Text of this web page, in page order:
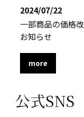
2024/07/22
一部商品の価格
お知らせ
more
公式SNS